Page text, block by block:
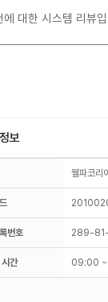
대한 시스템 리뷰
보
웰파코
번호 289-
간 09:00